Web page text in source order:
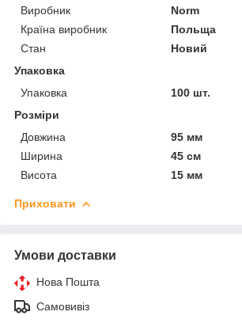
Виробник
Norm
Країна виробник
Польща
Стан
Новий
Упаковка
Упаковка
100 шт.
Розміри
Довжина
95 мм
Ширина
45 см
Висота
15 мм
Приховати
Умови доставки
Нова Пошта
Самовивіз